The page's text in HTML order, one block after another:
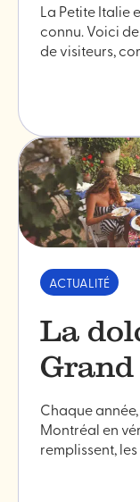
La Petite Italie
connu. Voici
de visiteurs,
ACTUALITÉ
La
Chaque
Montréal en
remplissent,